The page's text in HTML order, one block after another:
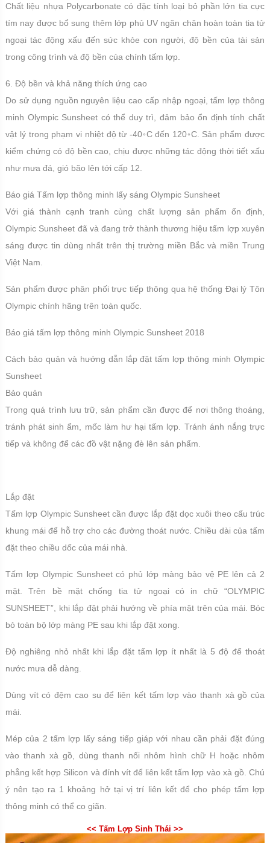
Chất liệu nhựa Polycarbonate có đặc tính loại bỏ phần lớn tia cực
tím nay được bổ sung thêm lớp phủ UV ngăn chăn hoàn toàn tia tử
ngoại tác động xấu đến sức khỏe con người, độ bền của tài sản
trong công trình và độ bền của chính tấm lợp.
6. Độ bền và khả năng thích ứng cao
Do sử dụng nguồn nguyên liệu cao cấp nhập ngoại, tấm lợp thông
minh Olympic Sunsheet có thể duy trì, đảm bảo ổn định tính chất
vật lý trong phạm vi nhiệt độ từ -40◦C đến 120◦C. Sản phẩm được
kiểm chứng có độ bền cao, chịu được những tác động thời tiết xấu
như mưa đá, gió bão lên tới cấp 12.
Báo giá Tấm lợp thông minh lấy sáng Olympic Sunsheet
Với giá thành cạnh tranh cùng chất lượng sản phẩm ổn định,
Olympic Sunsheet đã và đang trở thành thương hiệu tấm lợp xuyên
sáng được tin dùng nhất trên thị trường miền Bắc và miền Trung
Việt Nam.
Sản phẩm được phân phối trực tiếp thông qua hệ thống Đại lý Tôn
Olympic chính hãng trên toàn quốc.
Báo giá tấm lợp thông minh Olympic Sunsheet 2018
Cách bảo quản và hướng dẫn lắp đặt tấm lợp thông minh Olympic
Sunsheet
Bảo quản
Trong quá trình lưu trữ, sản phẩm cần được để nơi thông thoáng,
tránh phát sinh ẩm, mốc làm hư hại tấm lợp. Tránh ánh nắng trực
tiếp và không để các đồ vật nặng đè lên sản phẩm.
Lắp đặt
Tấm lợp Olympic Sunsheet cần được lắp đặt dọc xuôi theo cấu trúc
khung mái để hỗ trợ cho các đường thoát nước. Chiều dài của tấm
đặt theo chiều dốc của mái nhà.
Tấm lợp Olympic Sunsheet có phủ lớp màng bảo vệ PE lên cả 2
mặt. Trên bề mặt chống tia tử ngoại có in chữ “OLYMPIC
SUNSHEET”, khi lắp đặt phải hướng về phía mặt trên của mái. Bóc
bỏ toàn bộ lớp màng PE sau khi lắp đặt xong.
Độ nghiêng nhỏ nhất khi lắp đặt tấm lợp ít nhất là 5 độ để thoát
nước mưa dễ dàng.
Dùng vít có đệm cao su để liên kết tấm lợp vào thanh xà gồ của
mái.
Mép của 2 tấm lợp lấy sáng tiếp giáp với nhau cần phải đặt đúng
vào thanh xà gồ, dùng thanh nối nhôm hình chữ H hoặc nhôm
phẳng kết hợp Silicon và đính vít để liên kết tấm lợp vào xà gồ. Chú
ý nên tạo ra 1 khoảng hở tại vị trí liên kết để cho phép tấm lợp
thông minh có thể co giãn.
<< Tấm Lợp Sinh Thái >>